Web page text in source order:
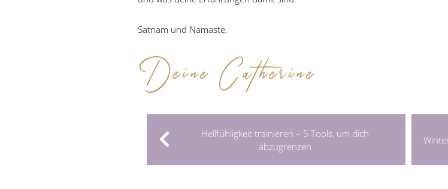
Satnam und Namaste,
Hellfühligkeit trainieren – 5 Tools, um dich
abzugrenzen